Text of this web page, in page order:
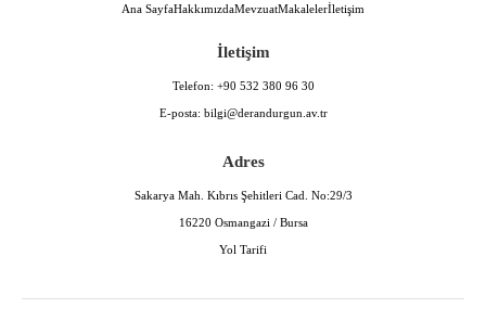
Ana SayfaHakkımızdaMevzuatMakalelerİletişim
İletişim
Telefon: +90 532 380 96 30
E-posta: bilgi@derandurgun.av.tr
Adres
Sakarya Mah. Kıbrıs Şehitleri Cad. No:29/3
16220 Osmangazi / Bursa
Yol Tarifi